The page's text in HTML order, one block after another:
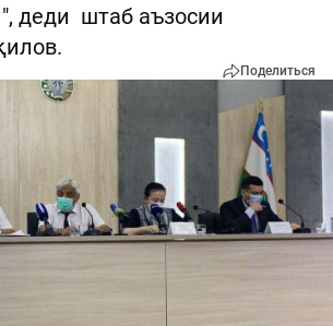
деди штаб аъзосии
Поделиться